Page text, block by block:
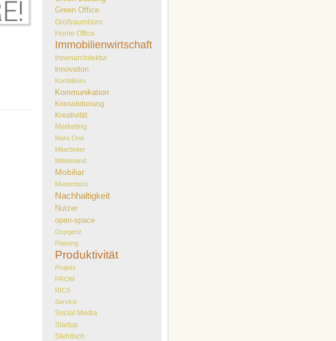
Green Office
Großraumbüro
Home Office
Immobilienwirtschaft
Innenarchitektur
Innovation
Kombibüro
Kommunikation
Konsolidierung
Kreativität
Marketing
Mars One
Mitarbeiter
Mittelstand
Mobiliar
Musterbüro
Nachhaltigkeit
Nutzer
open-space
Oxygenz
Planung
Produktivität
Projekt
PROM
RICS
Service
Social Media
Startup
Stehtisch